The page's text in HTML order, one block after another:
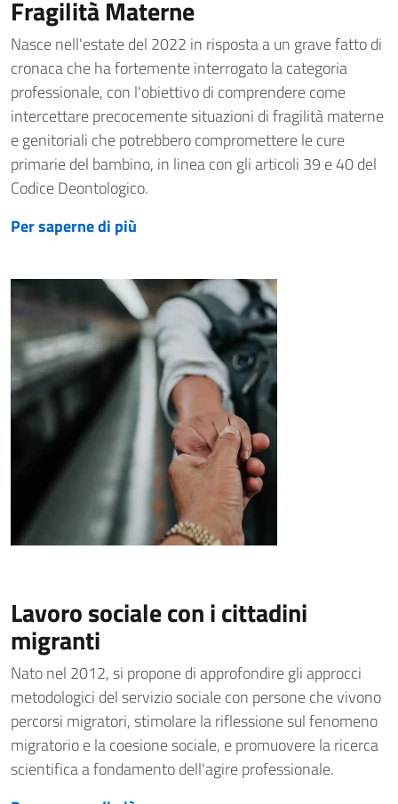
Fragilità Materne
Nasce nell'estate del 2022 in risposta a un grave fatto di
cronaca che ha fortemente interrogato la categoria
professionale, con l'obiettivo di comprendere come
intercettare precocemente situazioni di fragilità materne
e genitoriali che potrebbero compromettere le cure
primarie del bambino, in linea con gli articoli 39 e 40 del
Codice Deontologico.
Per saperne di più
Lavoro sociale con i cittadini
migranti
Nato nel 2012, si propone di approfondire gli approcci
metodologici del servizio sociale con persone che vivono
percorsi migratori, stimolare la riflessione sul fenomeno
migratorio e la coesione sociale, e promuovere la ricerca
scientifica a fondamento dell'agire professionale.